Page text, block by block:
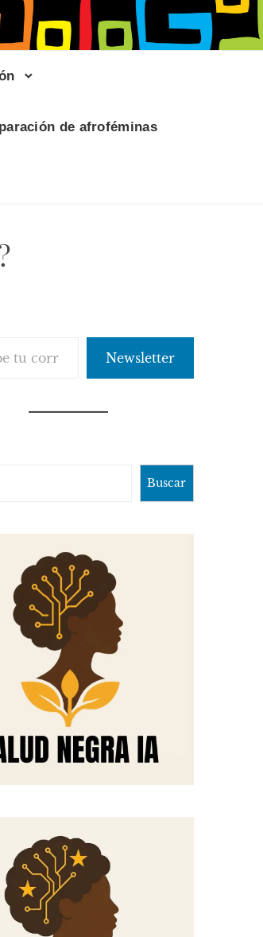
de afroféminas
Newsletter
Buscar